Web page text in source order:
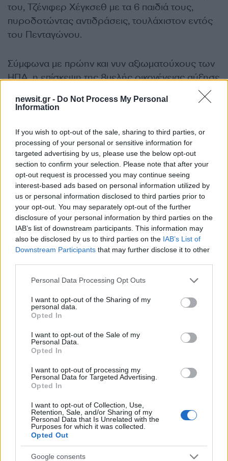
newsit.gr - Do Not Process My Personal
Information
If you wish to opt-out of the sale, sharing to third parties, or
processing of your personal or sensitive information for
targeted advertising by us, please use the below opt-out
section to confirm your selection. Please note that after your
opt-out request is processed you may continue seeing
interest-based ads based on personal information utilized by
us or personal information disclosed to third parties prior to
your opt-out. You may separately opt-out of the further
disclosure of your personal information by third parties on the
IAB’s list of downstream participants. This information may
also be disclosed by us to third parties on the IAB’s List of
Downstream Participants that may further disclose it to other
Please note that this website/app uses one or more Google
not limited to your visit or usage behaviour. You may click to
grant or deny consent to Google and its third-party tags to
use your data for below specified purposes in below Google
consent section.
Personal Data Processing Opt Outs
I want to opt-out of the Sharing of my
personal data.
Opted In
I want to opt-out of the Sale of my
Personal Data.
Opted In
I want to opt-out of processing my
Personal Data for Targeted Advertising.
Opted In
I want to opt-out of Collection, Use,
Retention, Sale, and/or Sharing of my
Personal Data that Is Unrelated with the
Purposes for which it was collected.
Opted Out
Google consents
του, Τζένιφερ Χέγκσεθ με τα 6 παιδιά τους,
πυροδοτώντας αντιδράσεις, τουλάχιστον εντός
του Πενταγώνου.
Σύμφωνα με πρώην και νυν αξιωματούχους των
ΗΠΑ, η επίσκεψη της 8μελής οικογένειας αύξησε
σημαντικά τις απαιτήσεις ώστε να ακολουθηθούν
όλα τα πρωτόκολλα ασφαλείας, σε μια περίοδο
επιφυλακή λόγω του πολέμου στη Μέση
Ανατολή.
Βίντεο που βγήκαν στη δημοσιότητα δείχνουν
τον Πιτ Χέγκσεθ, τη σύζυγό του και τα παιδιά
τους να κατεβαίνουν από το αμερικανικό
στρατιωτικό αεροσκάφος και να περπατούν σε
κόκκινο χαλί.
ΔΙΑΦΗΜΙΣΗ
Αν τα χάσατε